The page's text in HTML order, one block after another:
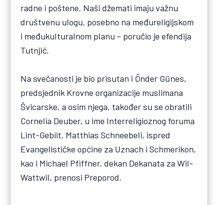
radne i poštene. Naši džemati imaju važnu
društvenu ulogu, posebno na međureligijskom
i međukulturalnom planu – poručio je efendija
Tutnjić.
Na svečanosti je bio prisutan i Önder Günes,
predsjednik Krovne organizacije muslimana
Švicarske, a osim njega, također su se obratili
Cornelia Deuber, u ime Interreligioznog foruma
Lint-Gebiit, Matthias Schneebeli, ispred
Evangelističke općine za Uznach i Schmerikon,
kao i Michael Pfiffner, dekan Dekanata za Wil-
Wattwil, prenosi Preporod.